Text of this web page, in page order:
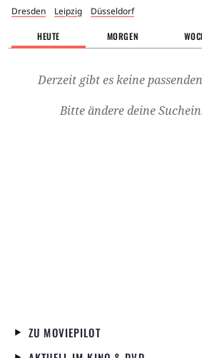
Dresden
Leipzig Düsseldorf
HEUTE MORGEN
Derzeit gibt es keine
Bitte ändere deine
ZU MOVIEPILOT